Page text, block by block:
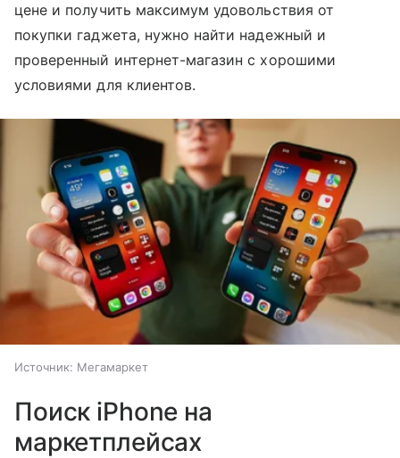
цене и получить максимум удовольствия от
покупки гаджета, нужно найти надежный и
проверенный интернет-магазин с хорошими
условиями для клиентов.
Источник: Мегамаркет
Поиск iPhone на
маркетплейсах